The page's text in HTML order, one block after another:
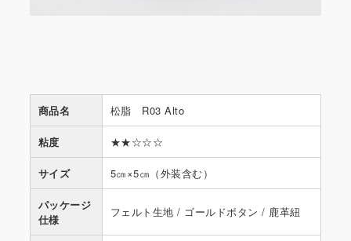
商品名 松脂 R03 Alto
粘度 ★★☆☆☆
サイズ 5㎝×5㎝（外装含む）
パッケージ
仕様
フェルト生地 / ゴールドボタン / 鹿革紐